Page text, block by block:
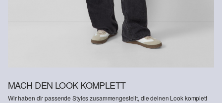
MACH DEN LOOK KOMPLETT
Wir haben dir passende Styles zusammengestellt, die deinen Look komplett